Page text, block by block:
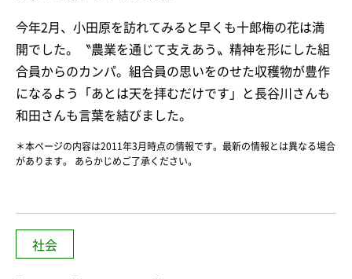
今年2月、小田原を訪れてみると早くも十郎梅の花は満
開でした。〝農業を通じて支えあう〟精神を形にした組
合員からのカンパ。組合員の思いをのせた収穫物が豊作
になるよう「あとは天を拝むだけです」と長谷川さんも
和田さんも言葉を結びました。
＊本ページの内容は2011年3月時点の情報です。最新の情報とは異なる場合
があります。 あらかじめご了承ください。
社会